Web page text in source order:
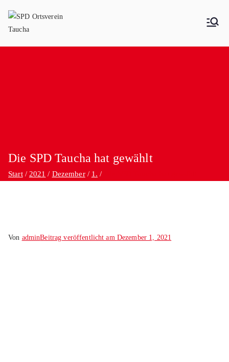
Die SPD Taucha hat gewählt
Start 2021 Dezember 1.
Von adminBeitrag veröffentlicht am Dezember 1, 2021